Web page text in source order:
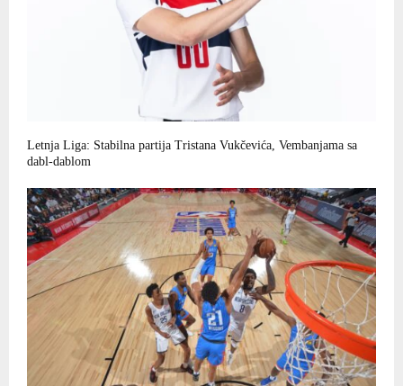
Letnja Liga: Stabilna partija Tristana Vukčevića, Vembanjama sa
dabl-dablom